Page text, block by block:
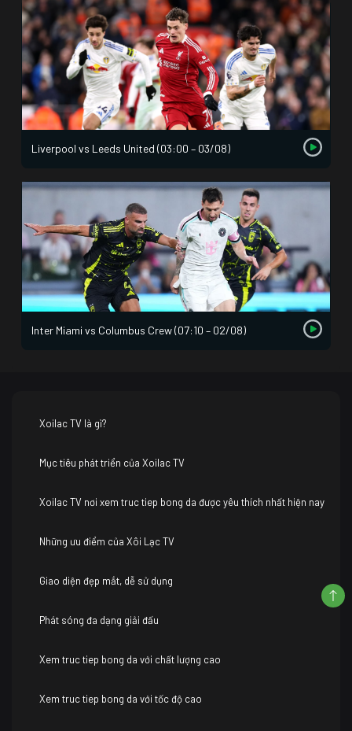
Liverpool vs Leeds United (03:00 – 03/08)
Inter Miami vs Columbus Crew (07:10 – 02/08)
Xoilac TV là gì?
Mục tiêu phát triển của Xoilac TV
Xoilac TV nơi xem truc tiep bong da được yêu thích nhất hiện nay
Những ưu điểm của Xôi Lạc TV
Giao diện đẹp mắt, dễ sử dụng
Phát sóng đa dạng giải đấu
Xem truc tiep bong da với chất lượng cao
Xem truc tiep bong da với tốc độ cao